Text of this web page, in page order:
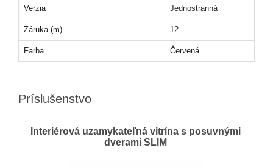
Verzia Jednostranná
Záruka (m) 12
Farba Červená
Príslušenstvo
Interiérová uzamykateľná vitrína s posuvnými
dverami SLIM